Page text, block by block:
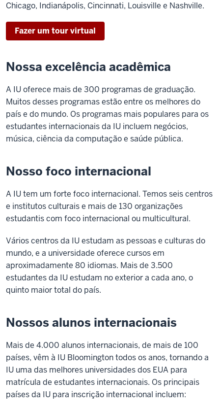
Chicago, Indianápolis, Cincinnati, Louisville e Nashville.
Fazer um tour virtual
Nossa excelência acadêmica
A IU oferece mais de 300 programas de graduação.
Muitos desses programas estão entre os melhores do
país e do mundo. Os programas mais populares para os
estudantes internacionais da IU incluem negócios,
música, ciência da computação e saúde pública.
Nosso foco internacional
A IU tem um forte foco internacional. Temos seis centros
e institutos culturais e mais de 130 organizações
estudantis com foco internacional ou multicultural.
Vários centros da IU estudam as pessoas e culturas do
mundo, e a universidade oferece cursos em
aproximadamente 80 idiomas. Mais de 3.500
estudantes da IU estudam no exterior a cada ano, o
quinto maior total do país.
Nossos alunos internacionais
Mais de 4.000 alunos internacionais, de mais de 100
países, vêm à IU Bloomington todos os anos, tornando a
IU uma das melhores universidades dos EUA para
matrícula de estudantes internacionais. Os principais
países da IU para inscrição internacional incluem: